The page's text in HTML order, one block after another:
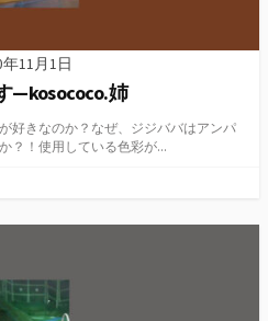
年11月1日
—kosococo.姉
好きなのか？なぜ、ジジババはアンパ
？！使用している色彩が...